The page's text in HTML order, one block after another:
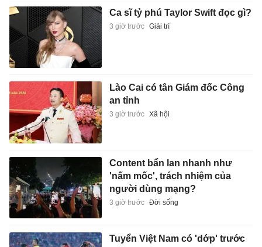
Ca sĩ tỷ phú Taylor Swift đọc gì?
3 giờ trước Giải trí
Lào Cai có tân Giám đốc Công
an tỉnh
3 giờ trước Xã hội
Content bẩn lan nhanh như
'nấm mốc', trách nhiệm của
người dùng mạng?
3 giờ trước Đời sống
Tuyển Việt Nam có 'dớp' trước